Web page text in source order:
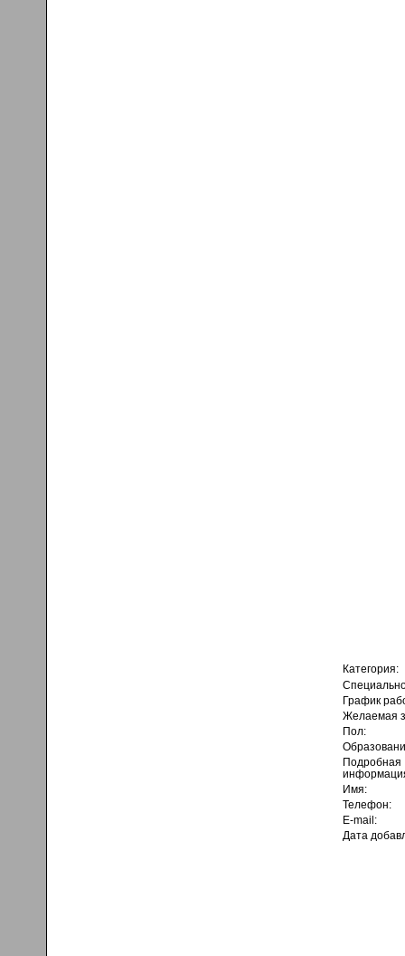
Категория:
График
Желаемая
Пол:
Подробная
Имя:
Телефон:
E-mail:
Дата